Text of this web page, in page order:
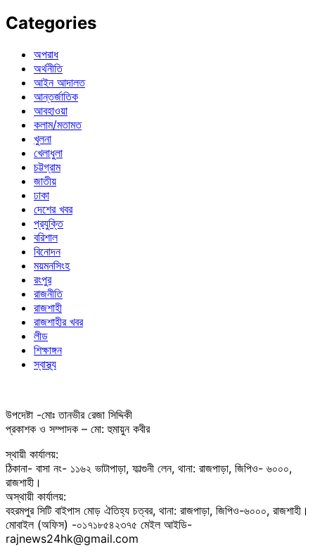
Categories
অপরাধ
অর্থনীতি
আইন আদালত
আন্তর্জাতিক
আবহাওয়া
কলাম/মতামত
খুলনা
খেলাধুলা
চট্টগ্রাম
জাতীয়
ঢাকা
দেশের খবর
প্রযুক্তি
বরিশাল
বিনোদন
ময়মনসিংহ
রংপুর
রাজনীতি
রাজশাহী
রাজশাহীর খবর
লীড
শিক্ষাঙ্গন
স্বাস্থ্য
উপদেষ্টা -মোঃ তানভীর রেজা সিদ্দিকী
প্রকাশক ও সম্পাদক – মো: হুমায়ুন কবীর
স্থায়ী কার্যালয়:
ঠিকানা- বাসা নং- ১১৬২ ভাটাপাড়া, ফাল্গুনী লেন, থানা: রাজপাড়া, জিপিও- ৬০০০,
রাজশাহী।
অস্থায়ী কার্যালয়:
বহরমপুর সিটি বাইপাস মোড় ঐতিহ্য চত্বর, থানা: রাজপাড়া, জিপিও-৬০০০, রাজশাহী।
মোবাইল (অফিস) -০১৭১৮৫৪২৩৭৫ মেইল আইডি-
rajnews24hk@gmail.com